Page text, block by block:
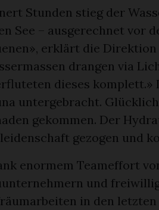
Stunden stieg der
See – ausgerechnet vor
erklärt die
drangen via
dieses
untergebracht.
gekommen. Der
gezogen und
enormem Teameffort
und
in den